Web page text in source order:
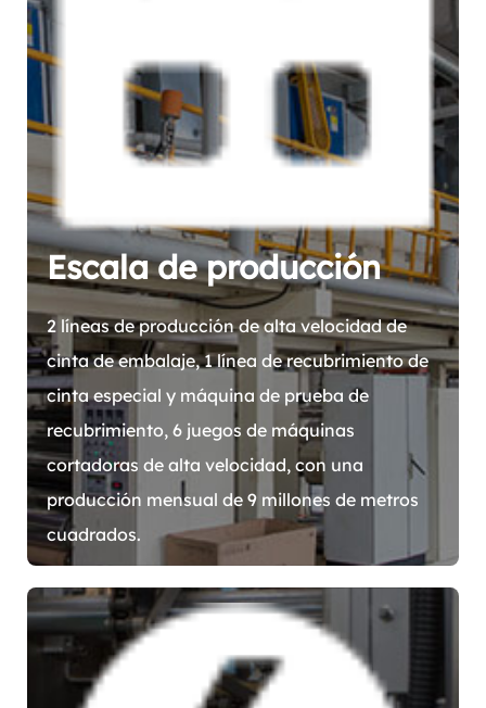
Escala de producción
2 líneas de producción de alta velocidad de
cinta de embalaje, 1 línea de recubrimiento de
cinta especial y máquina de prueba de
recubrimiento, 6 juegos de máquinas
cortadoras de alta velocidad, con una
producción mensual de 9 millones de metros
cuadrados.